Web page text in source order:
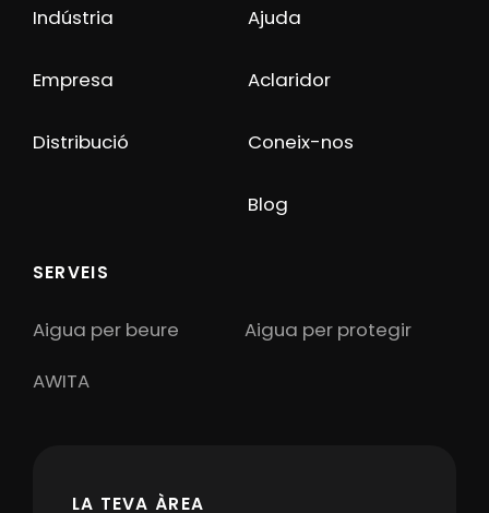
Indústria
Empresa
Distribució
Ajuda
Aclaridor
Coneix-nos
Blog
SERVEIS
Aigua per beure
Aigua per protegir
AWITA
LA TEVA ÀREA